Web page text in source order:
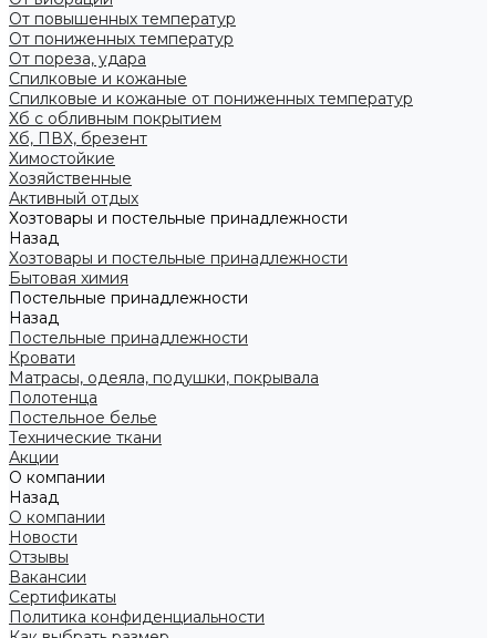
От повышенных температур
От пониженных температур
От пореза, удара
Спилковые и кожаные
Спилковые и кожаные от пониженных температур
Хб с обливным покрытием
Хб, ПВХ, брезент
Химостойкие
Хозяйственные
Активный отдых
Хозтовары и постельные принадлежности
Назад
Хозтовары и постельные принадлежности
Бытовая химия
Постельные принадлежности
Назад
Постельные принадлежности
Кровати
Матрасы, одеяла, подушки, покрывала
Полотенца
Постельное белье
Технические ткани
Акции
О компании
Назад
О компании
Новости
Отзывы
Вакансии
Сертификаты
Политика конфиденциальности